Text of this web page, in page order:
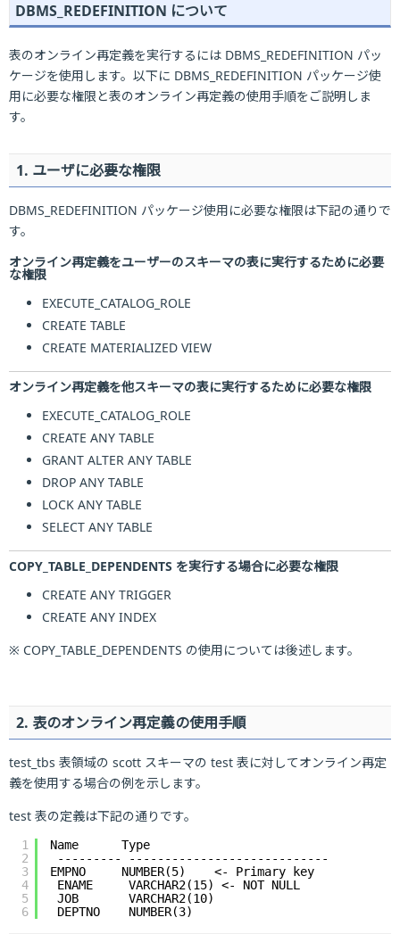
DBMS_REDEFINITION について
表のオンライン再定義を実行するには DBMS_REDEFINITION パッ
ケージを使用します。以下に DBMS_REDEFINITION パッケージ使
用に必要な権限と表のオンライン再定義の使用手順をご説明しま
す。
1. ユーザに必要な権限
DBMS_REDEFINITION パッケージ使用に必要な権限は下記の通りで
す。
オンライン再定義をユーザーのスキーマの表に実行するために必要
な権限
EXECUTE_CATALOG_ROLE
CREATE TABLE
CREATE MATERIALIZED VIEW
オンライン再定義を他スキーマの表に実行するために必要な権限
EXECUTE_CATALOG_ROLE
CREATE ANY TABLE
GRANT ALTER ANY TABLE
DROP ANY TABLE
LOCK ANY TABLE
SELECT ANY TABLE
COPY_TABLE_DEPENDENTS を実行する場合に必要な権限
CREATE ANY TRIGGER
CREATE ANY INDEX
※ COPY_TABLE_DEPENDENTS の使用については後述します。
2. 表のオンライン再定義の使用手順
test_tbs 表領域の scott スキーマの test 表に対してオンライン再定
義を使用する場合の例を示します。
test 表の定義は下記の通りです。
1
2
3
4
5
6
Name      Type
--------- ----------------------------
EMPNO     NUMBER(5)    <- Primary key
ENAME     VARCHAR2(15) <- NOT NULL
JOB       VARCHAR2(10)
DEPTNO    NUMBER(3)